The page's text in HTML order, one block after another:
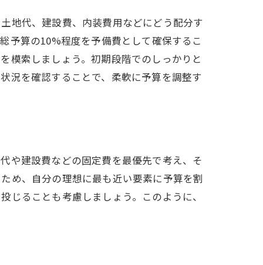
地代、建設費、内装費用などにどう配分す
予算の10%程度を予備費として確保するこ
模索しましょう。初期段階でのしっかりと
況を確認することで、柔軟に予算を調整す
や建設費などの固定費を最優先で考え、そ
め、自分の理想に最も近い要素に予算を割
ることも考慮しましょう。このように、